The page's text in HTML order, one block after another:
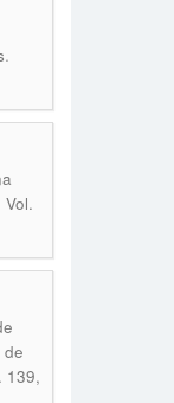
.
de
139,